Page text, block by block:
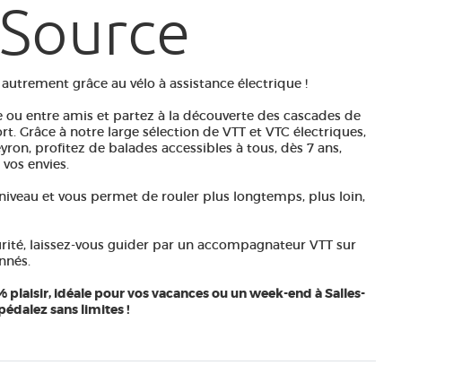
grâce au vélo à assistance électrique !
entre amis et partez à la découverte des cascades de
Grâce à notre large sélection de VTT et VTC électriques,
profitez de balades accessibles à tous, dès 7 ans,
envies.
niveau et vous permet de rouler plus longtemps, plus loin,
laissez-vous guider par un accompagnateur VTT sur
idéale pour vos vacances ou un week-end à Salles-
sans limites !